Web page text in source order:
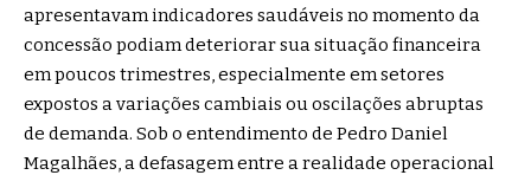
apresentavam indicadores saudáveis no momento da
concessão podiam deteriorar sua situação financeira
em poucos trimestres, especialmente em setores
expostos a variações cambiais ou oscilações abruptas
de demanda. Sob o entendimento de Pedro Daniel
Magalhães, a defasagem entre a realidade operacional